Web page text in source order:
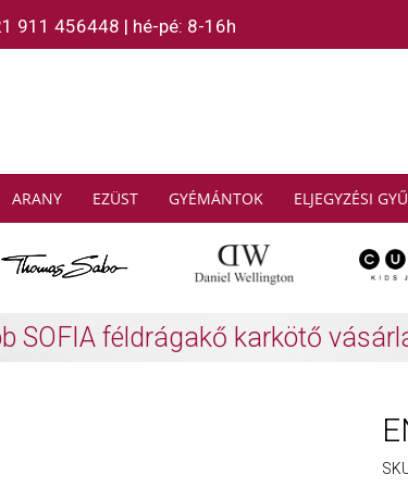
911 456448 | hé-pé: 8-16h
ARANY EZÜST GYÉMÁNTOK ELJEGYZÉSI
SABO: Gyűjtsön és spóroljon